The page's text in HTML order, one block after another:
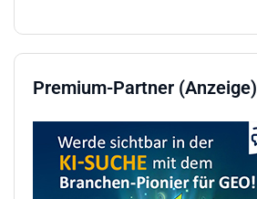
Premium-Partner (Anzeige)